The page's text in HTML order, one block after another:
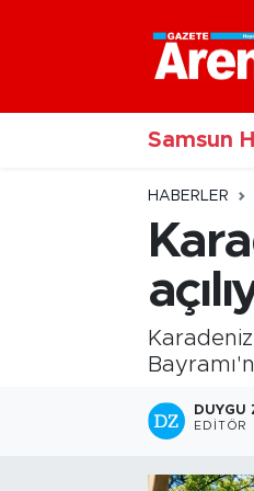
Samsun
HABERLER
DUYGU
EDITÖR
Nöbetçi Eczaneler
Hava Durumu
Samsun Namaz
Trafik Durumu
Süper Lig Puan
Tüm Manşetler
Son Dakika Haberleri
Haber Arşivi